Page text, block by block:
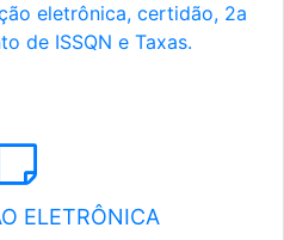
eletrônica, certidão, 2a
de ISSQN e Taxas.
ELETRÔNICA